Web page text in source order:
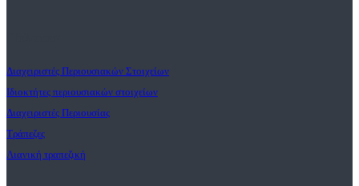
Διαχειριστές Περιουσιακών Στοιχείων
Ιδιοκτήτες περιουσιακών στοιχείων
Διαχειριστές Περιουσίας
Τράπεζες
Λιανική τραπεζική